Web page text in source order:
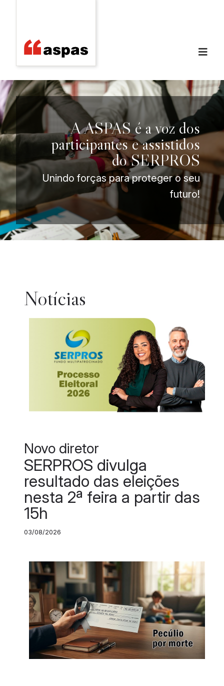
A ASPAS é a voz dos
participantes e assistidos
do SERPROS
Unindo forças para proteger o seu
futuro!
Notícias
Novo diretor
SERPROS divulga
resultado das eleições
nesta 2ª feira a partir das
15h
03/08/2026